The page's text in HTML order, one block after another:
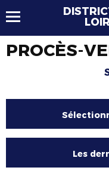
PROCÈS-
Les